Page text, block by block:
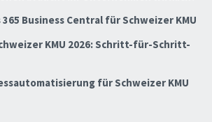
Business Central für Schweizer KMU
KMU 2026: Schritt-für-Schritt-
für Schweizer KMU